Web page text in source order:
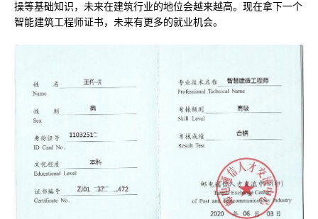
操等基础知识，未来在建筑行业的地位会越来越高。现在拿下一个
智能建筑工程师证书，未来有更多的就业机会。